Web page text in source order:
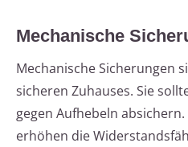
Mechanische
Mechanische Sicherungen
sicheren Zuhauses. Sie
gegen Aufhebeln
erhöhen die